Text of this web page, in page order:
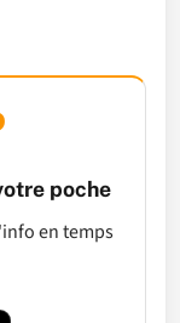
poche
en temps